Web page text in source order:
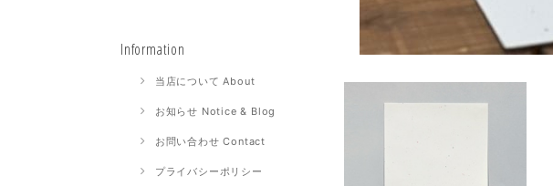
Information
当店について About
お知らせ Notice & Blog
お問い合わせ Contact
プライバシーポリシー